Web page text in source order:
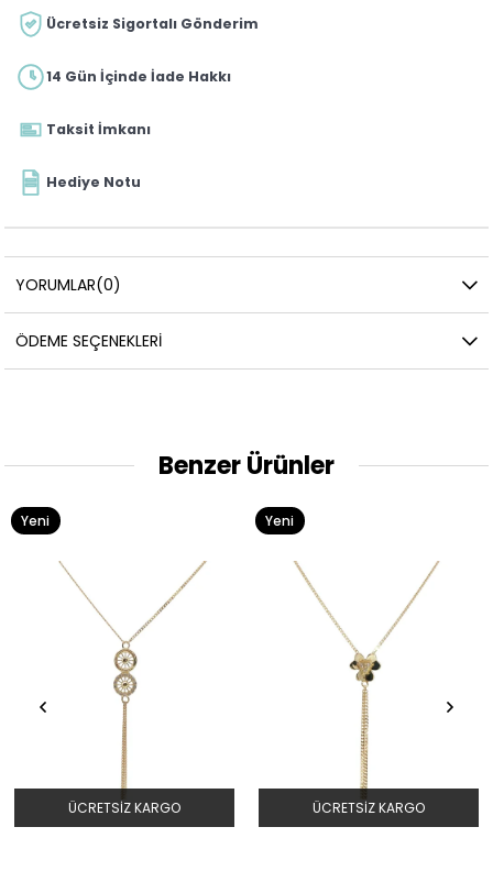
Ücretsiz Sigortalı Gönderim
14 Gün İçinde İade Hakkı
Taksit İmkanı
Hediye Notu
YORUMLAR(0)
ÖDEME SEÇENEKLERI
Benzer Ürünler
KARGO ÜCRETSIZ KARGO